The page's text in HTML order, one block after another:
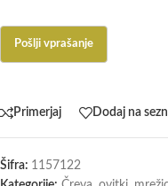
Primerjaj Dodaj na
Šifra: 1157122